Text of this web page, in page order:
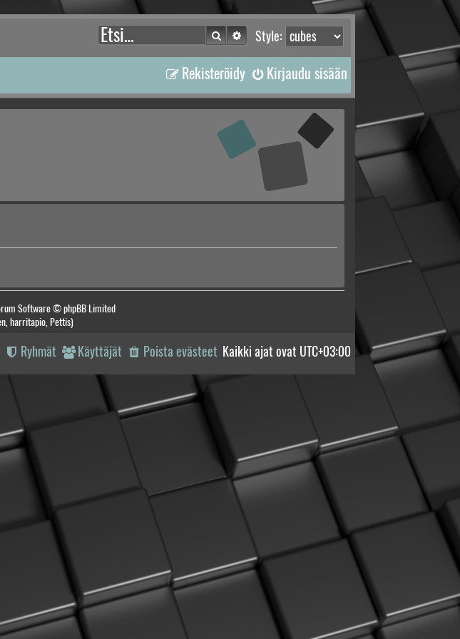
Style:
Etsi Tarkennettu haku
Kirjaudu sisään
Rekisteröidy
Software © phpBB Limited
harritapio, Pettis)
Kaikki ajat ovat UTC+03:00
Poista evästeet
Käyttäjät
Ryhmät